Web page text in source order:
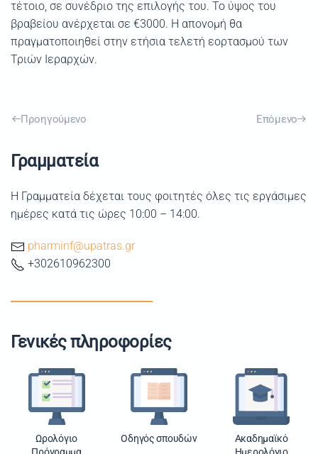
τέτοιο, σε συνέδριο της επιλογής του. Το ύψος του
βραβείου ανέρχεται σε €3000. Η απονομή θα
πραγματοποιηθεί στην ετήσια τελετή εορτασμού των
Τριών Ιεραρχών.
Προηγούμενο Επόμενο
Γραμματεία
Η Γραμματεία δέχεται τους φοιτητές όλες τις εργάσιμες
ημέρες κατά τις ώρες 10:00 – 14:00.
pharminf@upatras.gr
+302610962300
Γενικές πληροφορίες
Ωρολόγιο
Οδηγός σπουδών
Ακαδημαϊκό